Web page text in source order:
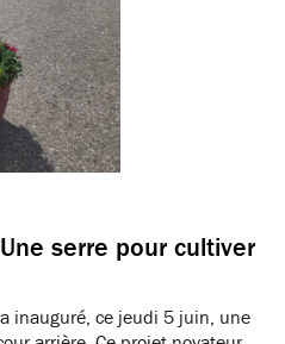
serre pour cultiver
inauguré, ce jeudi 5 juin, une